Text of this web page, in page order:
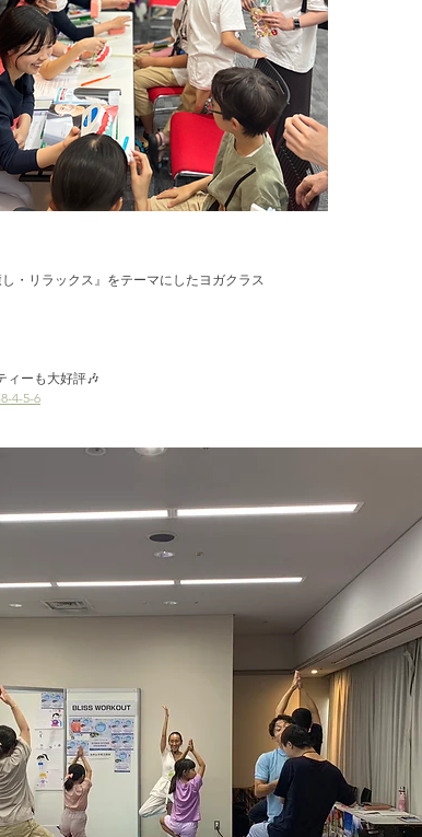
・リラックス』をテーマにしたヨガクラス
ィーも大好評🎶
4-5-6